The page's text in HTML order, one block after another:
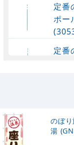
定番
ポー
定番
のぼり
湯